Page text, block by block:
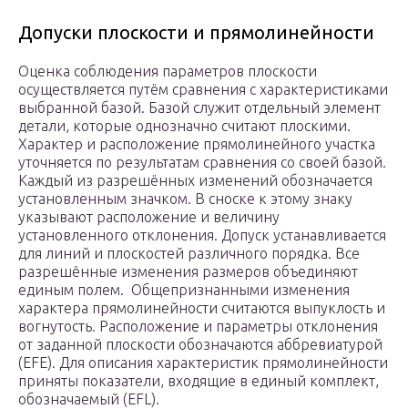
Допуски плоскости и прямолинейности
Оценка соблюдения параметров плоскости
осуществляется путём сравнения с характеристиками
выбранной базой. Базой служит отдельный элемент
детали, которые однозначно считают плоскими.
Характер и расположение прямолинейного участка
уточняется по результатам сравнения со своей базой.
Каждый из разрешённых изменений обозначается
установленным значком. В сноске к этому знаку
указывают расположение и величину
установленного отклонения. Допуск устанавливается
для линий и плоскостей различного порядка. Все
разрешённые изменения размеров объединяют
единым полем. Общепризнанными изменения
характера прямолинейности считаются выпуклость и
вогнутость. Расположение и параметры отклонения
от заданной плоскости обозначаются аббревиатурой
(EFE). Для описания характеристик прямолинейности
приняты показатели, входящие в единый комплект,
обозначаемый (EFL).